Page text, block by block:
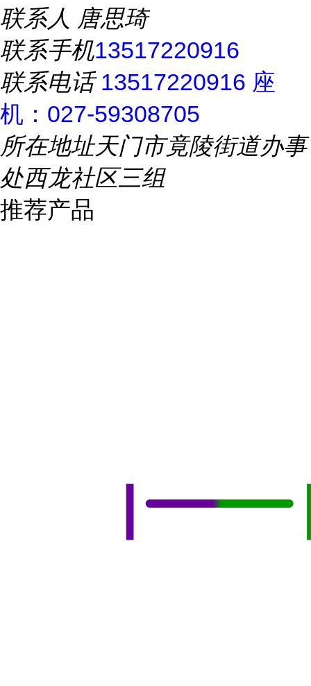
联系人 唐思琦
联系手机13517220916
联系电话13517220916 座
机：027-59308705
所在地址天门市竟陵街道办事
处西龙社区三组
推荐产品